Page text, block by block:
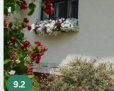
9.2